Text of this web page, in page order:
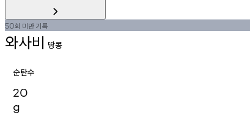
50회 미만기록
와사비 땅콩
순탄수
20
g